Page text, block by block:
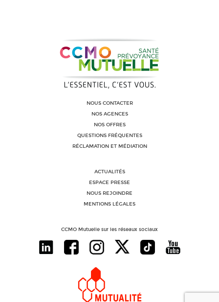
NOUS CONTACTER
NOS AGENCES
NOS OFFRES
QUESTIONS FRÉQUENTES
RÉCLAMATION ET MÉDIATION
ACTUALITÉS
ESPACE PRESSE
NOUS REJOINDRE
MENTIONS LÉGALES
CCMO Mutuelle sur les réseaux sociaux